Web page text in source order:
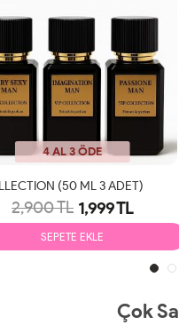
4 AL 3 ÖDE
(50 ML 3 ADET)
2,900 TL 1,999 TL
SEPETE EKLE
Çok